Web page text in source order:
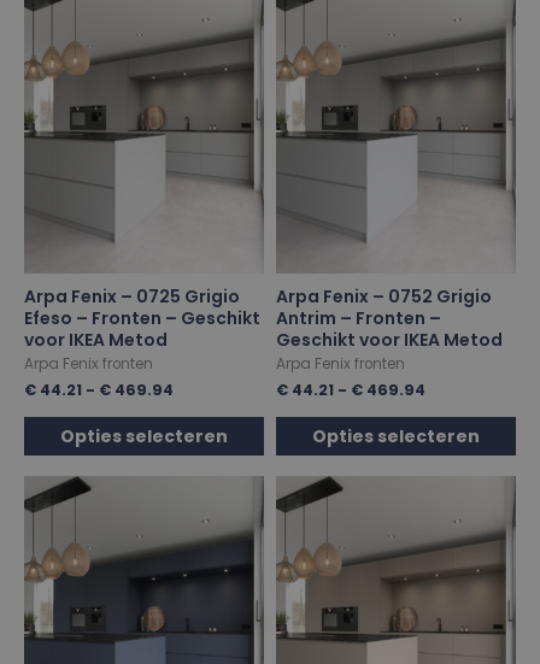
Arpa Fenix – 0725 Grigio
Efeso – Fronten – Geschikt
voor IKEA Metod
Arpa Fenix fronten
€ 44.21 - € 469.94
Opties selecteren
Arpa Fenix – 0752 Grigio
Antrim – Fronten –
Geschikt voor IKEA Metod
Arpa Fenix fronten
€ 44.21 - € 469.94
Opties selecteren